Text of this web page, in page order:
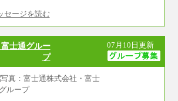
：
験、能力を考慮の上、当社規定により
いたします
己成長支援金(10,000円）を含む
途、Workstyle支援金(月額4,000円）
セージを読む
士通グルー
プ
07月10日更新